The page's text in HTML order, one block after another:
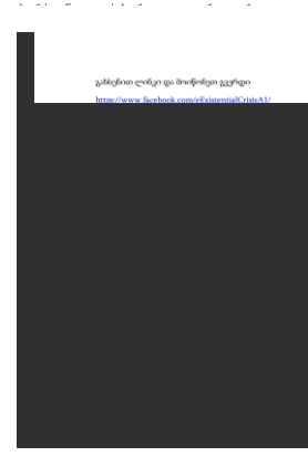
პერსონაჟიც, სპარტაკი – ერთ-ერთი
რომაელი გლადიატორი, რომელსაც
საყვარელი ქალის ნახვის…